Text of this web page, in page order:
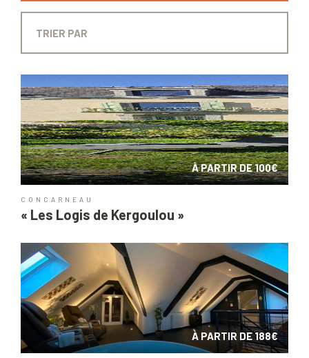
À PARTIR DE 100€
CONCARNEAU
« Les Logis de Kergoulou »
À PARTIR DE 188€